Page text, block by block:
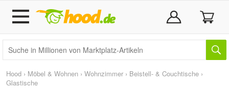
Hood › Möbel & Wohnen › Wohnzimmer › Beistell- & Couchtische ›
Glastische